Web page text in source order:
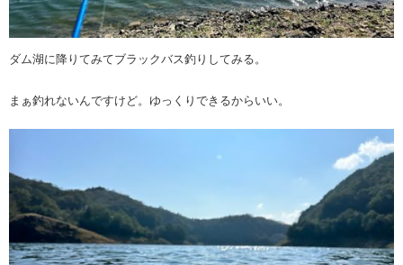
ダム湖に降りてみてブラックバス釣りしてみる。
まぁ釣れないんですけど。ゆっくりできるからいい。